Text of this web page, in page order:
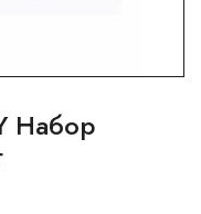
Набор